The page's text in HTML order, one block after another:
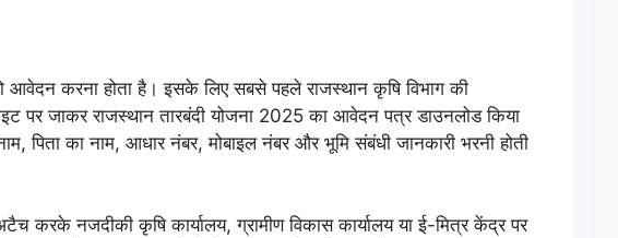
करना होता है। इसके लिए सबसे पहले राजस्थान कृषि विभाग की
पर जाकर राजस्थान तारबंदी योजना 2025 का आवेदन पत्र डाउनलोड किया
का नाम, आधार नंबर, मोबाइल नंबर और भूमि संबंधी जानकारी भरनी होती
करके नजदीकी कृषि कार्यालय, ग्रामीण विकास कार्यालय या ई-मित्र केंद्र पर